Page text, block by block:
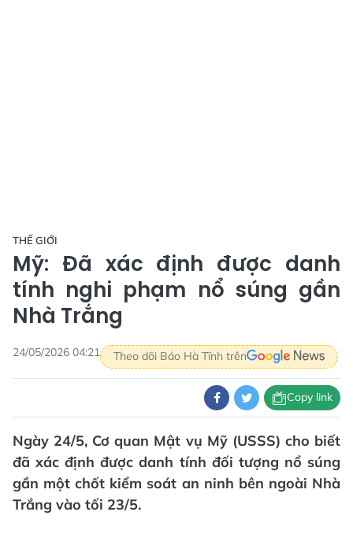
THẾ GIỚI
Mỹ: Đã xác định được danh
tính nghi phạm nổ súng gần
Nhà Trắng
24/05/2026 04:21 Theo dõi Báo Hà Tĩnh trên
Copy link
Ngày 24/5, Cơ quan Mật vụ Mỹ (USSS) cho biết
đã xác định được danh tính đối tượng nổ súng
gần một chốt kiểm soát an ninh bên ngoài Nhà
Trắng vào tối 23/5.